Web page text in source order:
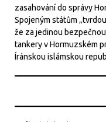
zasahování do správy
Spojeným státům
že za jedinou
tankery v Hormuzském
Íránskou islámskou